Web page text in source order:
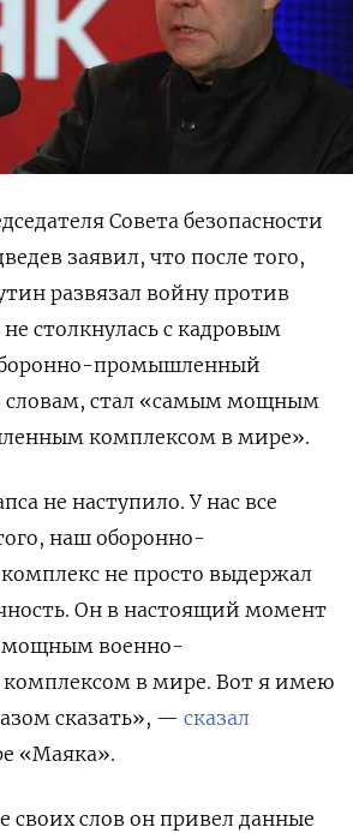
Совета безопасности
заявил, что после того,
развязал войну против
столкнулась с кадровым
промышленный
словам, стал «самым мощным
комплексом в мире».
не наступило. У нас все
наш оборонно-
не просто выдержал
Он в настоящий момент
мощным военно-
в мире. Вот я имею
сказать», — сказал
«Маяка».
своих слов он привел данные